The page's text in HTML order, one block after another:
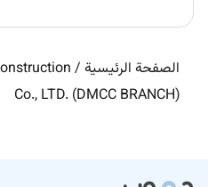
الصفحة الرئيسية /
Co., LTD. (DMCC BRANCH)